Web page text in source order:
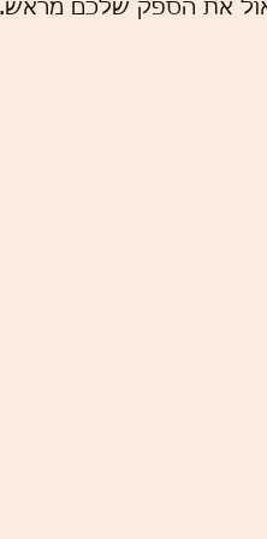
את הספק שלכם